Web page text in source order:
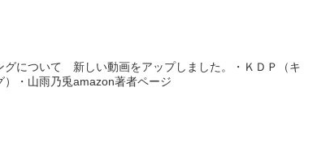
グについて 新しい動画をアップしました。・ＫＤＰ（キ
・山雨乃兎amazon著者ページ